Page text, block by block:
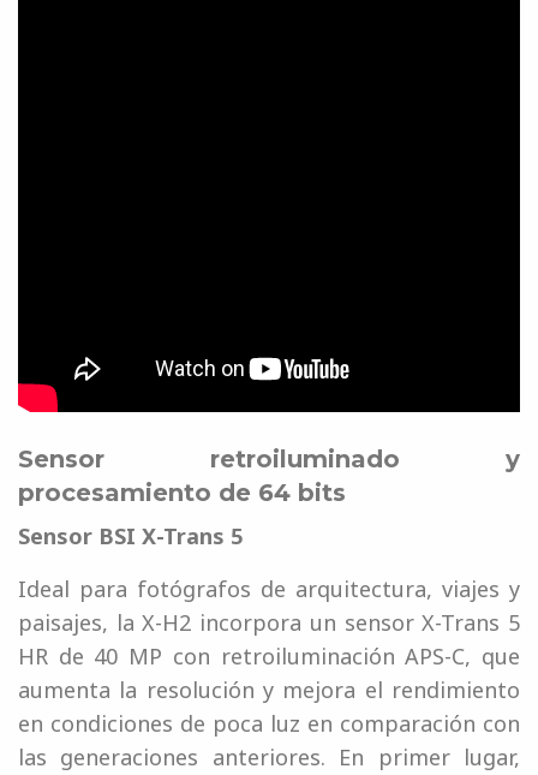
Sensor retroiluminado y
procesamiento de 64 bits
Sensor BSI X-Trans 5
Ideal para fotógrafos de arquitectura, viajes y
paisajes, la X-H2 incorpora un sensor X-Trans 5
HR de 40 MP con retroiluminación APS-C, que
aumenta la resolución y mejora el rendimiento
en condiciones de poca luz en comparación con
las generaciones anteriores. En primer lugar,